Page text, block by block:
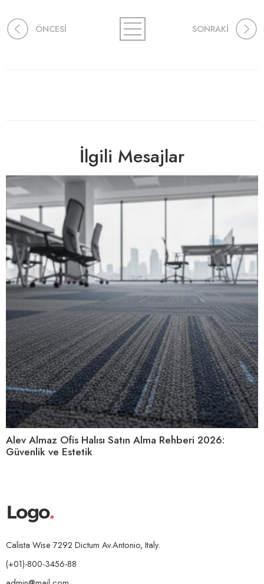
ÖNCESİ SONRAKİ
İlgili Mesajlar
Alev Almaz Ofis Halısı Satın Alma Rehberi 2026:
Güvenlik ve Estetik
Calista Wise 7292 Dictum Av.Antonio, Italy.
(+01)-800-3456-88